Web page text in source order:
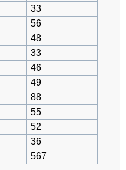
33
56
48
33
46
49
88
55
52
36
567